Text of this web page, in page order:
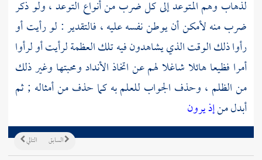
لذهاب وهم المتوعد إلى كل ضرب من أنواع التوعد ، ولو ذكر
ضرب منه لأمكن أن يوطن نفسه عليه ، فالتقدير : لو رأيت أو
رأوا ذلك الوقت الذي يشاهدون فيه تلك العظمة لرأيت أو لرأوا
أمرا فظيعا هائلا شاغلا لهم عن اتخاذ الأنداد ومحبتها وغير ذلك
من الظلم ، وحذف الجواب للعلم به كما حذف من أمثاله ; ثم
أبدل منإذ يرون
التالي السابق